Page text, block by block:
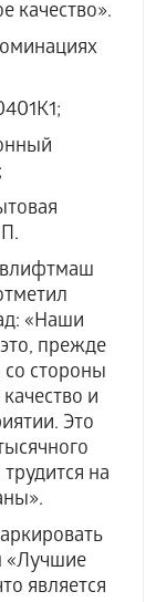
качество».
«Наши
прежде
со стороны
и
Это
на
«Лучшие
является